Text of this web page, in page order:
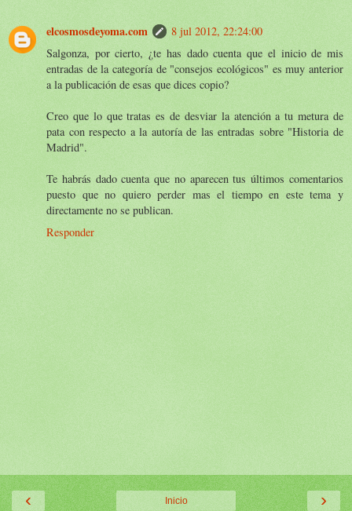
elcosmosdeyoma.com
8 jul 2012, 22:24:00
Salgonza, por cierto, ¿te has dado cuenta que el inicio de mis
entradas de la categoría de "consejos ecológicos" es muy anterior
a la publicación de esas que dices copio?
Creo que lo que tratas es de desviar la atención a tu metura de
pata con respecto a la autoría de las entradas sobre "Historia de
Madrid".
Te habrás dado cuenta que no aparecen tus últimos comentarios
puesto que no quiero perder mas el tiempo en este tema y
directamente no se publican.
Responder
‹ ›
Inicio